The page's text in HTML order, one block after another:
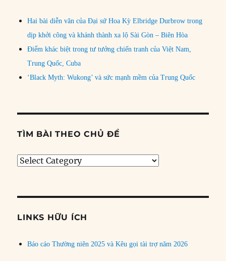
Hai bài diễn văn của Đại sứ Hoa Kỳ Elbridge Durbrow trong
dịp khởi công và khánh thành xa lộ Sài Gòn – Biên Hòa
Điểm khác biệt trong tư tưởng chiến tranh của Việt Nam,
Trung Quốc, Cuba
‘Black Myth: Wukong’ và sức mạnh mềm của Trung Quốc
TÌM BÀI THEO CHỦ ĐỀ
Tìm
đề
LINKS HỮU ÍCH
Báo cáo Thường niên 2025 và Kêu gọi tài trợ năm 2026